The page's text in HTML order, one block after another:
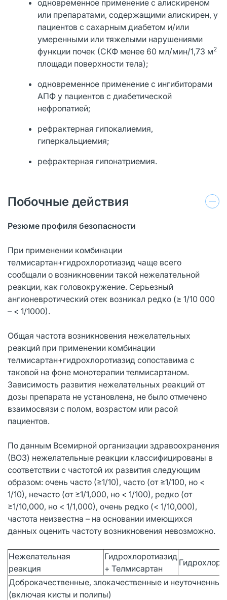
одновременное применение с алискиреном
или препаратами, содержащими алискирен, у
пациентов с сахарным диабетом и/или
умеренными или тяжелыми нарушениями
функции почек (СКФ менее 60 мл/мин/1,73 м2
площади поверхности тела);
одновременное применение с ингибиторами
АПФ у пациентов с диабетической
нефропатией;
рефрактерная гипокалиемия,
гиперкальциемия;
рефрактерная гипонатриемия.
Побочные действия
Резюме профиля безопасности
При применении комбинации
телмисартан+гидрохлоротиазид чаще всего
сообщали о возникновении такой нежелательной
реакции, как головокружение. Серьезный
ангионевротический отек возникал редко (≥ 1/10 000
– < 1/1000).
Общая частота возникновения нежелательных
реакций при применении комбинации
телмисартан+гидрохлоротиазид сопоставима с
таковой на фоне монотерапии телмисартаном.
Зависимость развития нежелательных реакций от
дозы препарата не установлена, не было отмечено
взаимосвязи с полом, возрастом или расой
пациентов.
По данным Всемирной организации здравоохранения
(ВОЗ) нежелательные реакции классифицированы в
соответствии с частотой их развития следующим
образом: очень часто (≥1/10), часто (от ≥1/100, но <
1/10), нечасто (от ≥1/1,000, но < 1/100), редко (от
≥1/10,000, но < 1/1,000), очень редко (< 1/10,000),
частота неизвестна – на основании имеющихся
данных оценить частоту возникновения невозможно.
Нежелательная
реакция
Гидрохлоротиазид
+ Телмисартан
Доброкачественные, злокачественные и
(включая кисты и полипы)